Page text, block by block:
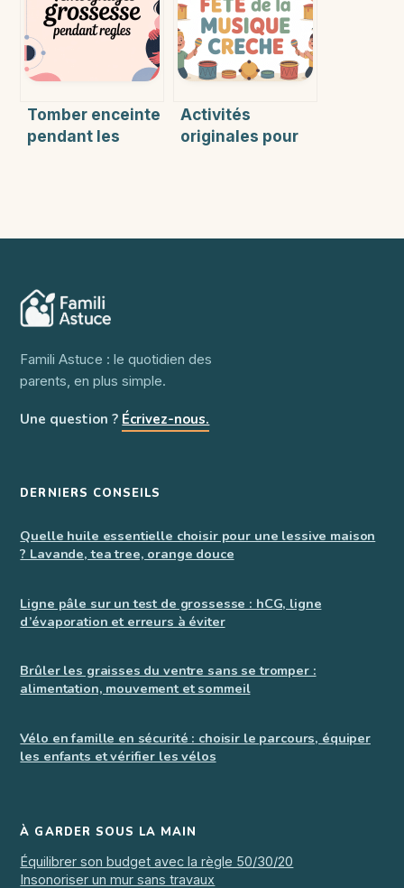
émerveiller votre
enfant
marque
Tomber enceinte
pendant les
Activités
originales pour
Famili Astuce : le quotidien des
parents, en plus simple.
Une question ? Écrivez-nous.
DERNIERS CONSEILS
Quelle huile essentielle choisir pour une lessive maison
? Lavande, tea tree, orange douce
Ligne pâle sur un test de grossesse : hCG, ligne
d’évaporation et erreurs à éviter
Brûler les graisses du ventre sans se tromper :
alimentation, mouvement et sommeil
Vélo en famille en sécurité : choisir le parcours, équiper
les enfants et vérifier les vélos
À GARDER SOUS LA MAIN
Équilibrer son budget avec la règle 50/30/20
Insonoriser un mur sans travaux